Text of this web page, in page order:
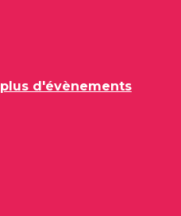
plus d'évènements